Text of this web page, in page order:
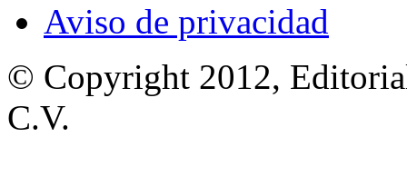
Aviso de privacidad
© Copyright 2012,
C.V.